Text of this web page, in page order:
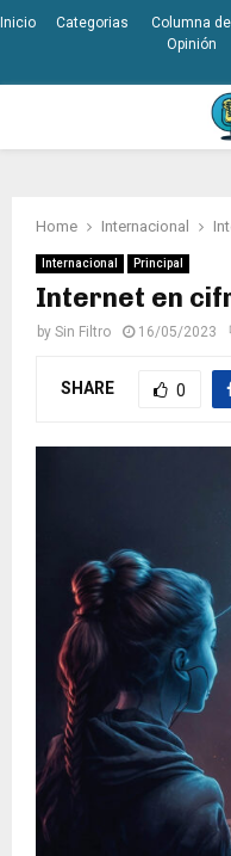
Inicio Categorias
Columna de
Opinión
Home Internacional
Internacional Principal
Internet en
by Sin Filtro 16/05/2023
SHARE 0